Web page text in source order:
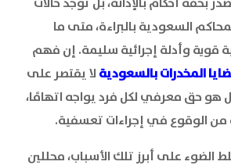
السعودية بالبراءة، متى ما
قوية وأدلة إجرائية سليمة. إن فهم
المخدرات بالسعودية لا يقتصر على
هو حق معرفي لكل فرد يواجه اتهامًا،
من الوقوع في إجراءات تعسفية.
الضوء على أبرز تلك الأسباب، محللين